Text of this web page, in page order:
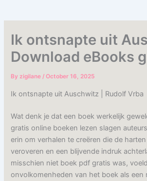
Ik ontsnapte uit
Download eBooks
Byzigilane/October 16, 2025
Ik ontsnapte uit Auschwitz | Rudolf Vrba
Wat denk je dat een boek werkelijk
gratis online boeken lezen slagen
erin om verhalen te creëren die de
veroveren en een blijvende indruk
misschien niet boek pdf gratis was,
onvolkomenheden van het boek als een